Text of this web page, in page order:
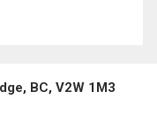
BC, V2W 1M3